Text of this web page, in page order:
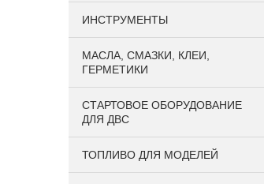
ИНСТРУМЕНТЫ
МАСЛА, СМАЗКИ, КЛЕИ,
ГЕРМЕТИКИ
СТАРТОВОЕ ОБОРУДОВАНИЕ
ДЛЯ ДВС
ТОПЛИВО ДЛЯ МОДЕЛЕЙ